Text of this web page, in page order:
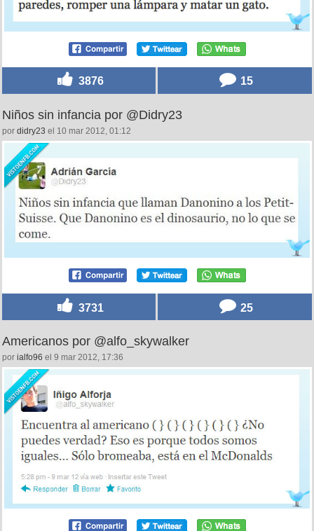
3876 15
Niños sin infancia por @Didry23
por didry23 el 10 mar 2012, 01:12
3731 25
Americanos por @alfo_skywalker
por ialfo96 el 9 mar 2012, 17:36